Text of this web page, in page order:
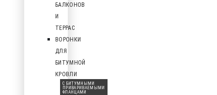
БАЛКОНОВ
И
ТЕРРАС
ВОРОНКИ
ДЛЯ
БИТУМНОЙ
КРОВЛИ
С БИТУМНЫМИ
ПРИВАРИВАЕМЫМИ
ФЛАНЦАМИ